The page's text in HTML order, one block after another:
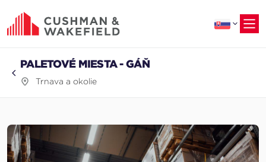
hlavný
obsah
PALETOVÉ MIESTA - GÁŇ
Trnava a okolie